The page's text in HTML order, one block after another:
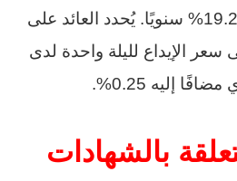
عائد متغير يصل إلى 19.25% سنويًا. يُحدد العائد على
سعر الإيداع لليلة واحدة لدى
إليه 0.25%.
بالشهادات